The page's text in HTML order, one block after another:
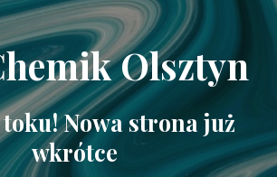
Olsztyn
Nowa strona już
wkrótce